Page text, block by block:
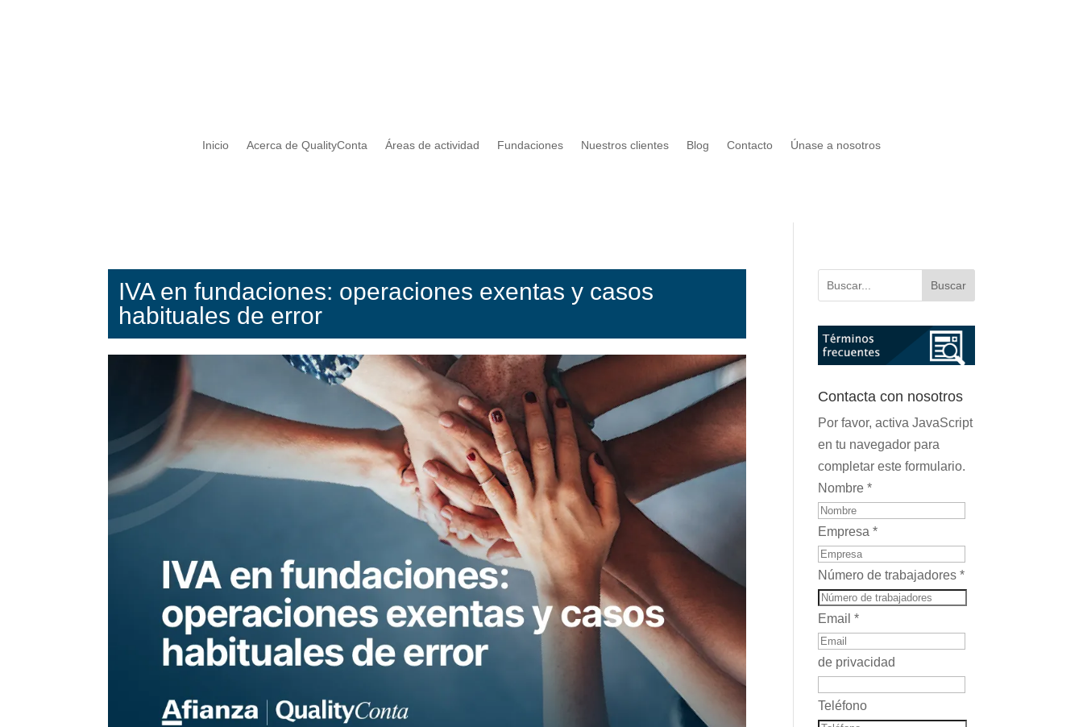
Inicio Acerca de QualityConta Áreas de actividad Fundaciones Nuestros clientes Blog Contacto Únase a nosotros
IVA en fundaciones: operaciones exentas y casos
habituales de error
Buscar
Contacta con nosotros
Por favor, activa JavaScript
en tu navegador para
completar este formulario.
Nombre*
Empresa*
Número de trabajadores*
Email*
de privacidad
Teléfono